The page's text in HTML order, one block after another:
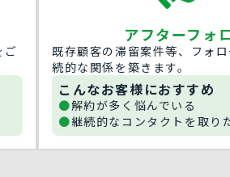
ご
アフターフォ
既存顧客の滞留案件等、フォ
続的な関係を築きます。
こんなお客様におすすめ
解約が多く悩んでいる
継続的なコンタクトを取り